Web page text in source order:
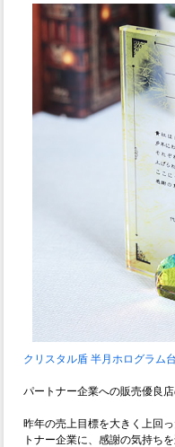
クリスタル盾 半月ホログラム
パートナー企業への販売優良店
昨年の売上目標を大きく上回
トナー企業に、感謝の気持ち